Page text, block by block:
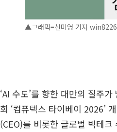
▲그래픽=신미영 기자
‘AI 수도’를 향한 대만의 질주
회 ‘컴퓨텍스 타이베이 2026’
(CEO)를 비롯한 글로벌 빅테